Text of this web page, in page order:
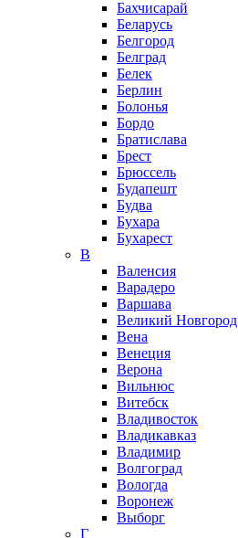
Бахчисарай
Беларусь
Белгород
Белград
Белек
Берлин
Болонья
Бордо
Братислава
Брест
Брюссель
Будапешт
Будва
Бухара
Бухарест
В
Валенсия
Варадеро
Варшава
Великий Новгород
Вена
Венеция
Верона
Вильнюс
Витебск
Владивосток
Владикавказ
Владимир
Волгоград
Вологда
Воронеж
Выборг
Г